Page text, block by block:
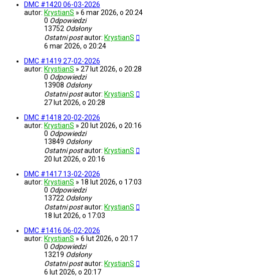
DMC #1420 06-03-2026
autor: KrystianS » 6 mar 2026, o 20:24
0 Odpowiedzi
13752 Odsłony
Ostatni postautor: KrystianS
6 mar 2026, o 20:24
DMC #1419 27-02-2026
autor: KrystianS » 27 lut 2026, o 20:28
0 Odpowiedzi
13908 Odsłony
Ostatni postautor: KrystianS
27 lut 2026, o 20:28
DMC #1418 20-02-2026
autor: KrystianS » 20 lut 2026, o 20:16
0 Odpowiedzi
13849 Odsłony
Ostatni postautor: KrystianS
20 lut 2026, o 20:16
DMC #1417 13-02-2026
autor: KrystianS » 18 lut 2026, o 17:03
0 Odpowiedzi
13722 Odsłony
Ostatni postautor: KrystianS
18 lut 2026, o 17:03
DMC #1416 06-02-2026
autor: KrystianS » 6 lut 2026, o 20:17
0 Odpowiedzi
13219 Odsłony
Ostatni postautor: KrystianS
6 lut 2026, o 20:17